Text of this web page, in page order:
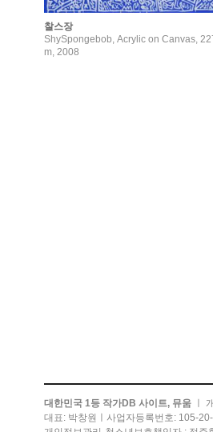
찰스장
ShySpongebob, Acrylic on Canvas,
m, 2008
대한민국 1등 작가DB 사이트, 뮤움
대표: 박창원ㅣ사업자등록번호: 105-